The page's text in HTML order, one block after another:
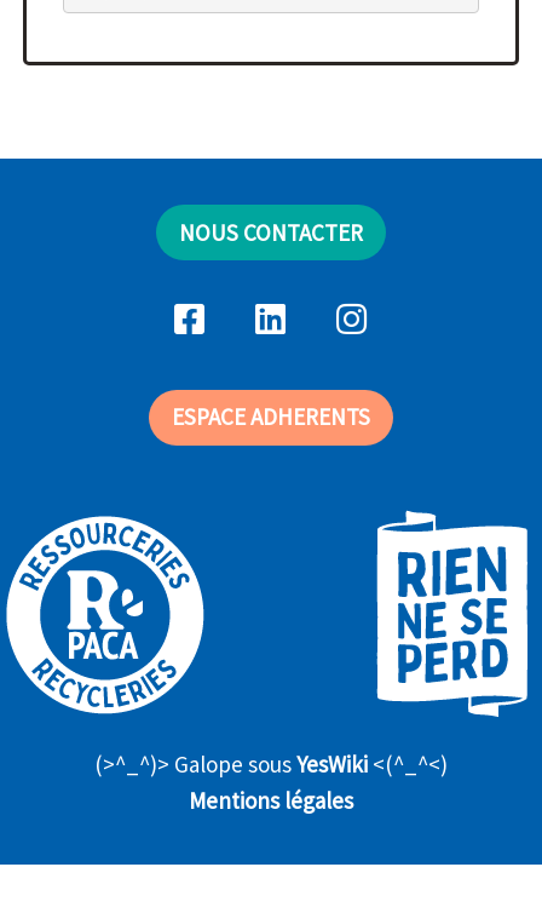
NOUS CONTACTER
ESPACE ADHERENTS
(>^_^)> Galope sousYesWiki <(^_^<)
Mentions légales